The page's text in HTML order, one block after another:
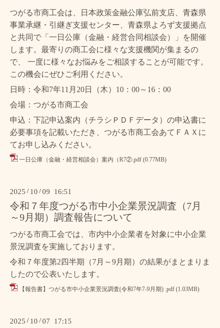
つがる市商工会は、日本政策金融公庫弘前支店、青森県
事業承継・引継ぎ支援センター、青森県よろず支援拠点
と共同で「一日公庫（金融・経営合同相談会）」を開催
します。最寄りの商工会に様々な支援機関が集まるの
で、 一度に様々なお悩みをご相談することが可能です。
この機会にぜひご利用ください。
日時：令和7年11月20日（木）10：00～16：00
会場：つがる市商工会
申込：下記申込案内（チラシＰＤＦデータ）の申込書に
必要事項を記載いただき、 つがる市商工会あてＦＡＸに
てお申し込みください。
一日公庫（金融・経営相談会）案内（R7②.pdf (0.77MB)
2025 / 10 /09 16:51
令和７年度つがる市中小企業景況調査（7月
～9月期）調査報告について
つがる市商工会では、市内中小企業者を対象に中小企業
景況調査を実施しております。
令和７年度第2 四半期（7月～9月期）の結果がまとまりま
したので公表いたします。
【報告書】つがる市中小企業景況調査(令和7年7-9月期) .pdf (1.03MB)
2025 / 10 /07 17:15